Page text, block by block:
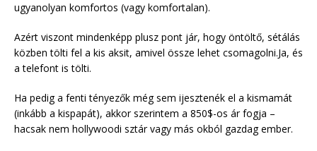
ugyanolyan komfortos (vagy komfortalan).
Azért viszont mindenképp plusz pont jár, hogy öntöltő, sétálás
közben tölti fel a kis aksit, amivel össze lehet csomagolni.Ja, és
a telefont is tölti.
Ha pedig a fenti tényezők még sem ijesztenék el a kismamát
(inkább a kispapát), akkor szerintem a 850$-os ár fogja –
hacsak nem hollywoodi sztár vagy más okból gazdag ember.